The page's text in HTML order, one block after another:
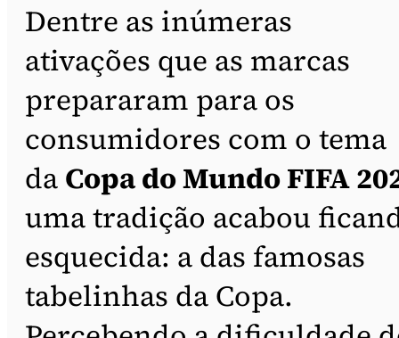
Dentre as inúmeras
ativações que as marcas
prepararam para os
consumidores com o tema
da Copa do Mundo FIFA
uma tradição acabou
esquecida: a das famosas
tabelinhas da Copa.